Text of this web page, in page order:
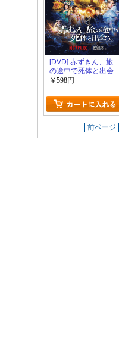
[DVD] 赤ずきん、旅
の途中で死体と出会
う。
￥598円
前ページ